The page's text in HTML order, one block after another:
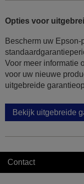
Opties voor
Bescherm uw Epson-
Voor meer informatie
voor uw nieuwe
uitgebreide
Bekijk uitgebreide
Contact